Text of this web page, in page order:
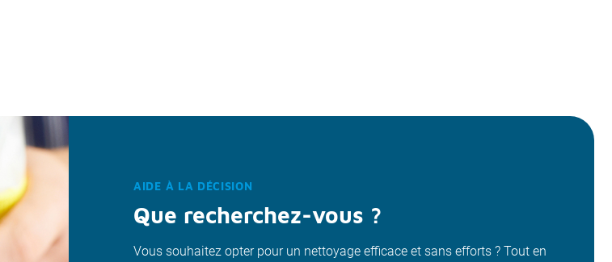
AIDE À LA DÉCISION
Que recherchez-vous ?
Vous souhaitez opter pour un nettoyage efficace et sans efforts ? Tout en